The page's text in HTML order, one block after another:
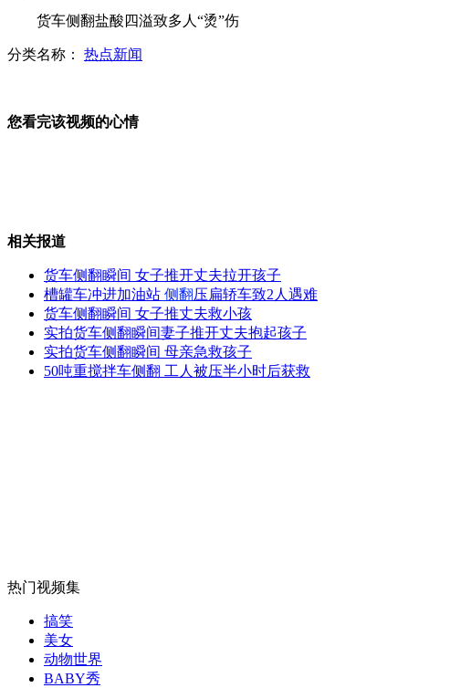
七旬老人钱塘江捕鱼遭水流丧生
苏拉带来强降雨致福建交通事故频发
福建山体滑坡致加油站被埋发生爆炸
无痛分娩是否安全 医生回应
货车侧翻盐酸四溢致多人“烫”伤
分类名称： 热点新闻
您看完该视频的心情
相关报道
货车侧翻瞬间 女子推开丈夫拉开孩子
槽罐车冲进加油站 侧翻压扁轿车致2人遇难
货车侧翻瞬间 女子推丈夫救小孩
实拍货车侧翻瞬间妻子推开丈夫抱起孩子
实拍货车侧翻瞬间 母亲急救孩子
50吨重搅拌车侧翻 工人被压半小时后获救
热门视频集
搞笑
美女
动物世界
BABY秀